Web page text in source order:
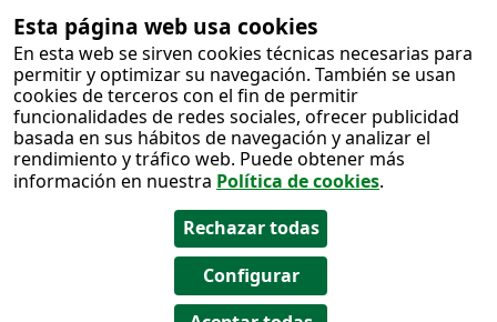
Esta página web usa cookies
En esta web se sirven cookies técnicas necesarias para
permitir y optimizar su navegación. También se usan
cookies de terceros con el fin de permitir
funcionalidades de redes sociales, ofrecer publicidad
basada en sus hábitos de navegación y analizar el
rendimiento y tráfico web. Puede obtener más
información en nuestra Política de cookies.
Salto al
contenido